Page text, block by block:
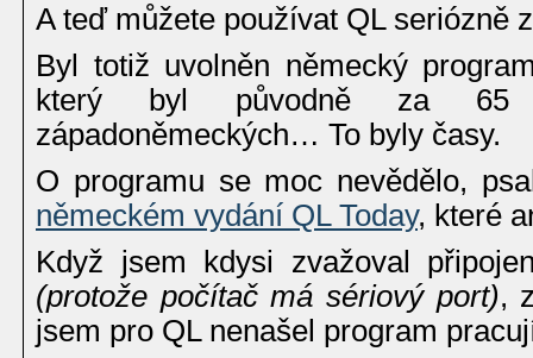
A teď můžete používat QL seriózně
Byl totiž uvolněn německý
který byl původně za 65
západoněmeckých… To byly časy.
O programu se moc nevědělo,
německém vydání QL Today, které
Když jsem kdysi zvažoval
(protože počítač má sériový port),
jsem pro QL nenašel program